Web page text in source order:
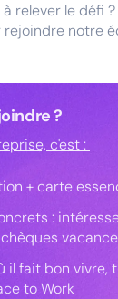
relever le défi ?
notre
?
c'est :
+ carte
:
il fait bon vivre,
to Work